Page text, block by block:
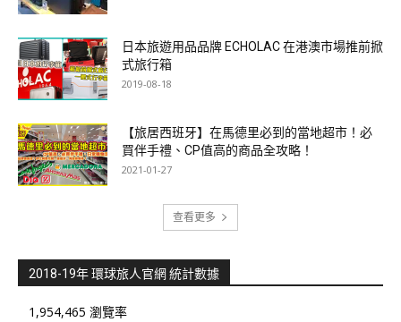
日本旅遊用品品牌 ECHOLAC 在港澳市場推前掀
式旅行箱
2019-08-18
【旅居西班牙】在馬德里必到的當地超市！必
買伴手禮、CP值高的商品全攻略！
2021-01-27
查看更多
2018-19年 環球旅人官網 統計數據
1,954,465 瀏覽率